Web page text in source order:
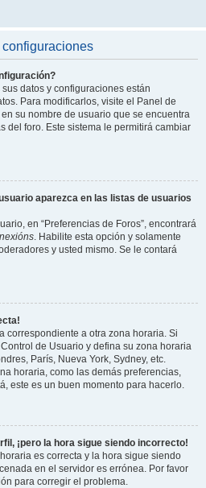
datos y configuraciones están
Para modificarlos, visite el Panel de
su nombre de usuario que se encuentra
del foro. Este sistema le permitirá cambiar
aparezca en las listas de usuarios
en “Preferencias de Foros”, encontrará
. Habilite esta opción y solamente
y usted mismo. Se le contará
correspondiente a otra zona horaria. Si
de Usuario y defina su zona horaria
París, Nueva York, Sydney, etc.
horaria, como las demás preferencias,
este es un buen momento para hacerlo.
¡pero la hora sigue siendo incorrecto!
es correcta y la hora sigue siendo
en el servidor es errónea. Por favor
para corregir el problema.